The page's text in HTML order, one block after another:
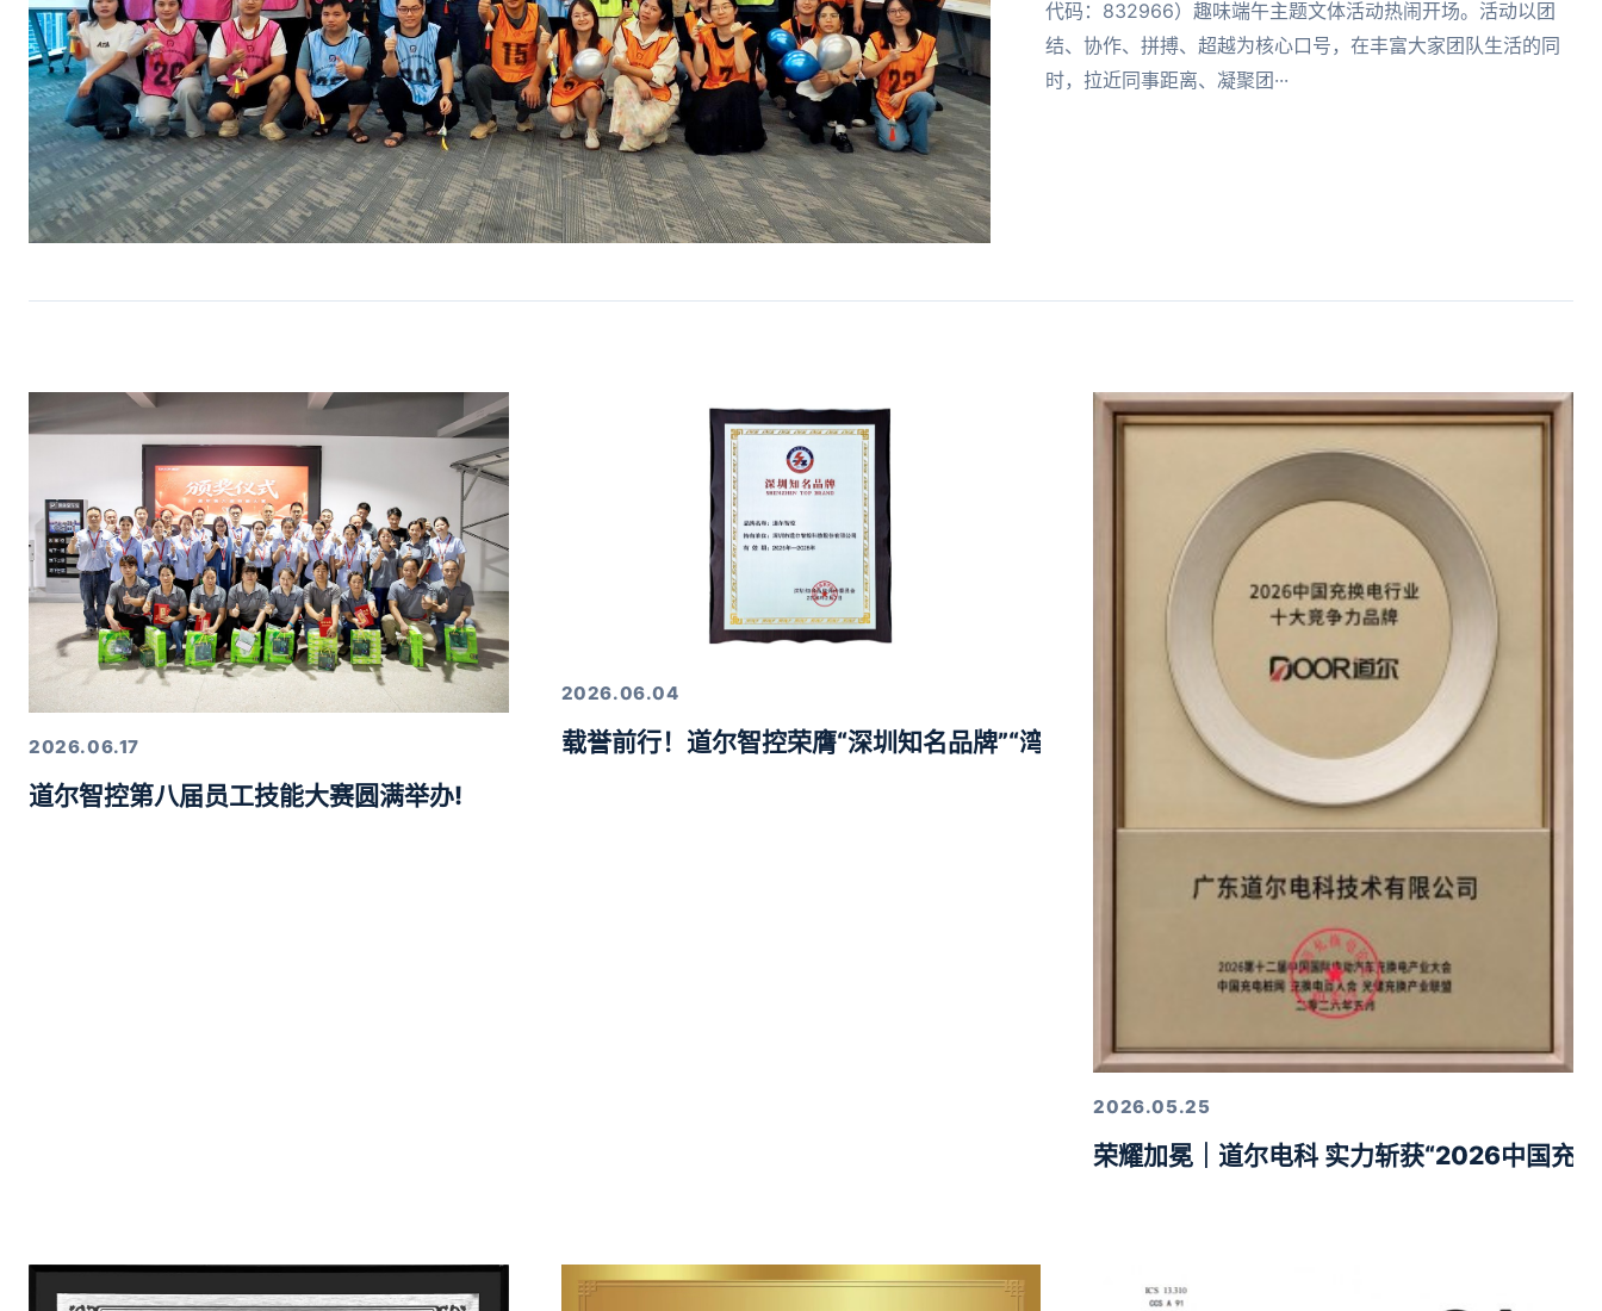
代码：832966）趣味端午主题文体活动热闹开场。活动以团
结、协作、拼搏、超越为核心口号，在丰富大家团队生活的同
时，拉近同事距离、凝聚团···
2026.06.17
道尔智控第八届员工技能大赛圆满举办!
2026.06.04
载誉前行！道尔智控荣膺“深圳知名品牌”“湾区知名品牌”双重认证
2026.05.25
荣耀加冕｜道尔电科 实力斩获“2026中国充